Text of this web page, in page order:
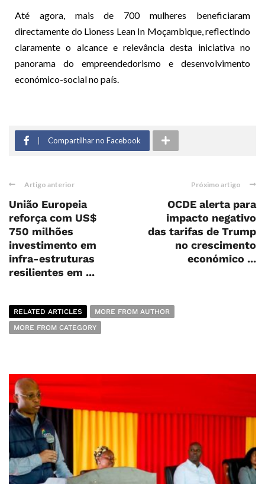
Até agora, mais de 700 mulheres beneficiaram
directamente do Lioness Lean In Moçambique, reflectindo
claramente o alcance e relevância desta iniciativa no
panorama do empreendedorismo e desenvolvimento
económico-social no país.
Compartilhar no Facebook
Artigo anterior
União Europeia
reforça com US$
750 milhões
investimento em
infra-estruturas
resilientes em ...
Próximo artigo
OCDE alerta para
impacto negativo
das tarifas de Trump
no crescimento
económico ...
RELATED ARTICLES
MORE FROM AUTHOR
MORE FROM CATEGORY